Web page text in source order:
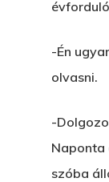
-Én
olvasni.
-
Naponta
szóba